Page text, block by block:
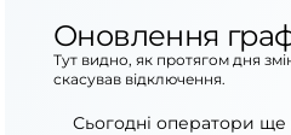
Оновлення
Тут видно, як протягом дня
скасував відключення.
Сьогодні оператори ще